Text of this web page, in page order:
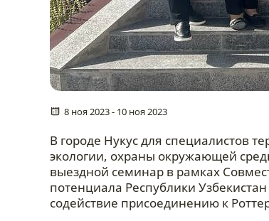
8 ноя 2023 - 10 ноя 2023
В городе Нукус для специалистов
экологии, охраны окружающей
выездной семинар в рамках
потенциала Республики
содействие присоединению к